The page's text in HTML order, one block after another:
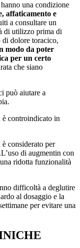
una condizione
affaticamento e
a consultare un
di utilizzo prima di
di dolore toracico,
modo da poter
per un certo
che siano
può aiutare a
è controindicato in
considerato per
di augmentin con
ridotta funzionalità
difficoltà a deglutire
al dosaggio e la
per evitare una